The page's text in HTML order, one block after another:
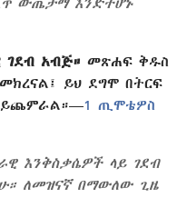
ውጤታማ እንድትሆኑ
ገደብ አብጅ። መጽሐፍ ቅዱስ
ይህ ደግሞ በትርፍ
ይጨምራል።—1 ጢሞቴዎስ
እንቅስቃሴዎች ላይ ገደብ
ለመዝናኛ በማውለው ጊዜ